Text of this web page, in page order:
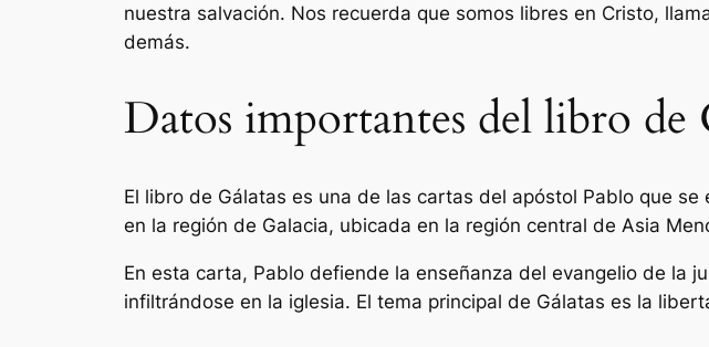
nuestra salvación. Nos recuerda que somos libres en Cristo,
demás.
Datos importantes del libro de
El libro de Gálatas es una de las cartas del apóstol Pablo que
en la región de Galacia, ubicada en la región central de Asia
En esta carta, Pablo defiende la enseñanza del evangelio de la
infiltrándose en la iglesia. El tema principal de Gálatas es la